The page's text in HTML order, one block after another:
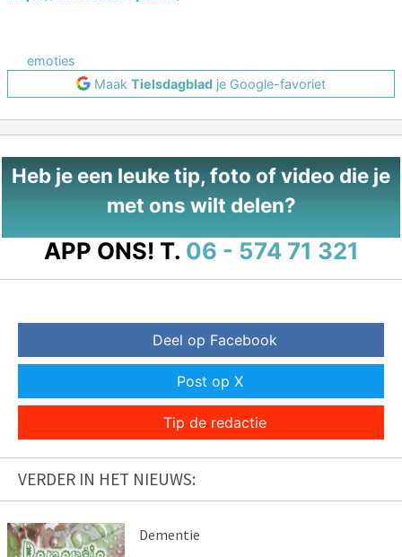
emoties
Maak Tielsdagblad je Google-favoriet
Heb je een leuke tip, foto of video die je
met ons wilt delen?
APP ONS! T. 06 - 574 71 321
Deel op Facebook
Post op X
Tip de redactie
VERDER IN HET NIEUWS:
Dementie